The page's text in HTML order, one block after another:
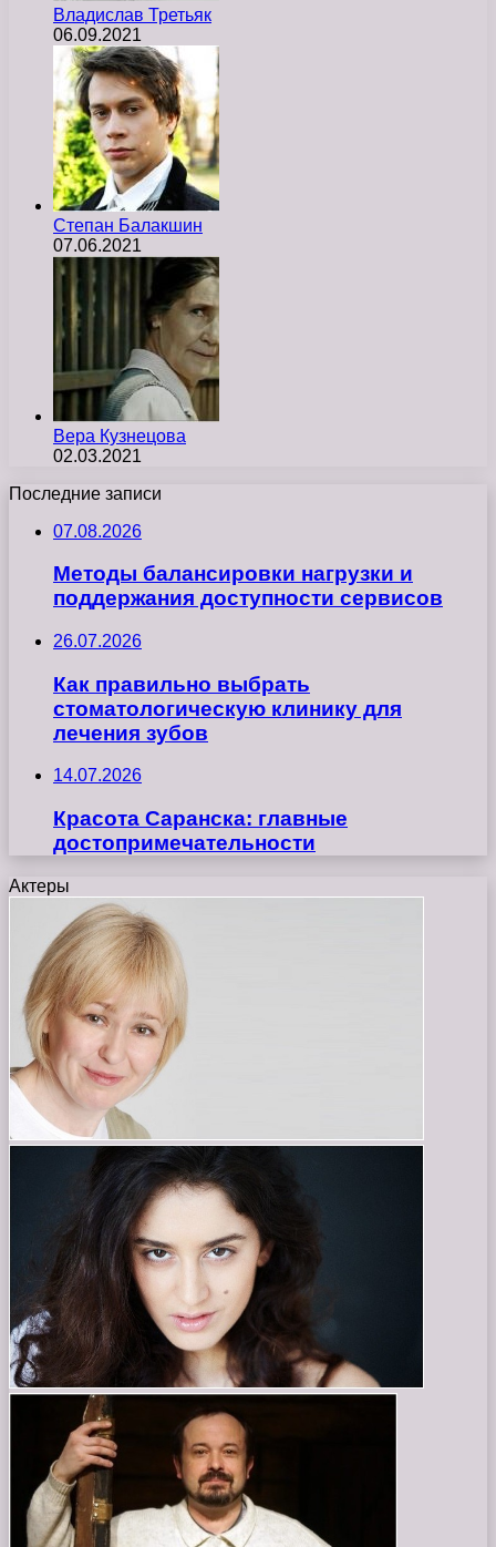
Владислав Третьяк
06.09.2021
Степан Балакшин
07.06.2021
Вера Кузнецова
02.03.2021
Последние записи
07.08.2026
Методы балансировки нагрузки и
поддержания доступности сервисов
26.07.2026
Как правильно выбрать
стоматологическую клинику для
лечения зубов
14.07.2026
Красота Саранска: главные
достопримечательности
Актеры